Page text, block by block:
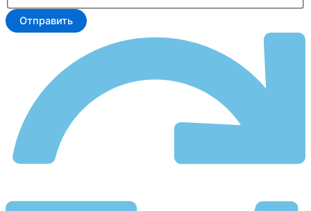
Отправить